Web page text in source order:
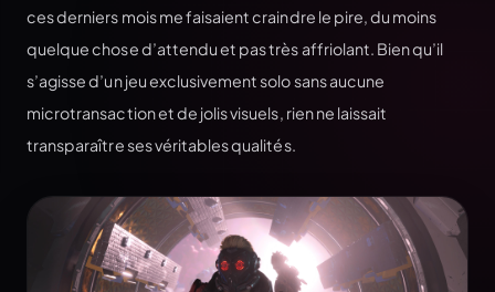
ces derniers mois me faisaient craindre le pire, du moins
quelque chose d’attendu et pas très affriolant. Bien qu’il
s’agisse d’un jeu exclusivement solo sans aucune
microtransaction et de jolis visuels, rien ne laissait
transparaître ses véritables qualités.